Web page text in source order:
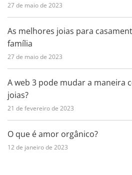
27 de maio de 2023
As melhores joias para
família
27 de maio de 2023
A web 3 pode mudar a maneira
joias?
21 de fevereiro de 2023
O que é amor orgânico?
12 de janeiro de 2023